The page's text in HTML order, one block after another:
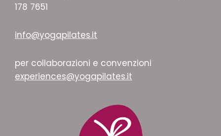
178 7651
info@yogapilates.it
per collaborazioni e convenzioni
experiences@yogapilates.it